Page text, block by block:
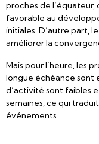
proches de
favorable au
initiales. D’autre part,
améliorer la
Mais pour l’heure, les
longue échéance sont
d’activité sont faibles
semaines, ce qui
événements.